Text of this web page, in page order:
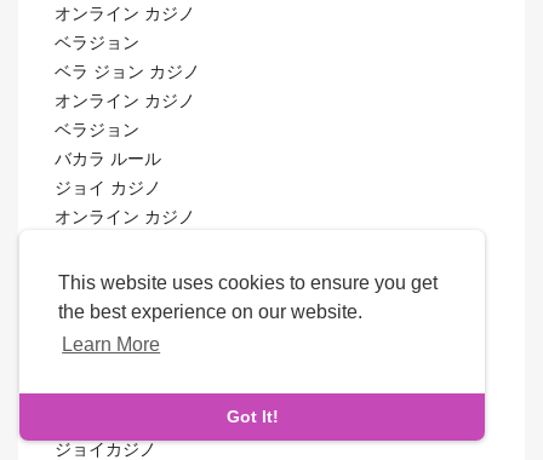
This website uses cookies to ensure you get
the best experience on our website.
Learn More
Got It!
オンライン カジノ
ベラジョン
ベラ ジョン カジノ
オンライン カジノ
ベラジョン
バカラ ルール
ジョイ カジノ
オンライン カジノ
オンライン カジノ おすすめ
ベラ ジョン カジノ
ジョイ カジノ
オンライン カジノ
ジョイカジノ